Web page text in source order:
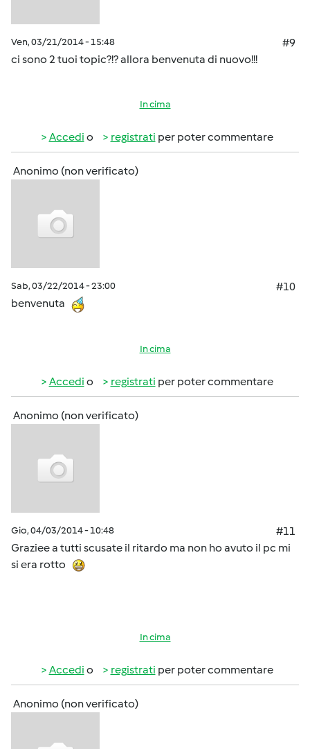
Ven, 03/21/2014 - 15:48
#9
ci sono 2 tuoi topic?!? allora benvenuta di nuovo!!!
In cima
Accedi o registrati per poter commentare
Anonimo (non verificato)
Sab, 03/22/2014 - 23:00
#10
benvenuta
In cima
Accedi o registrati per poter commentare
Anonimo (non verificato)
Gio, 04/03/2014 - 10:48
#11
Graziee a tutti scusate il ritardo ma non ho avuto il pc mi
si era rotto
In cima
Accedi o registrati per poter commentare
Anonimo (non verificato)